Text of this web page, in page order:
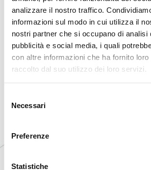
analizzare il nostro traffico.
informazioni sul modo in cui utilizza il
nostri partner che si occupano di analisi
pubblicità e social media, i quali
con altre informazioni che ha fornito loro
raccolto dal suo utilizzo dei loro servizi.
delNecessari
Preferenze
Statistiche